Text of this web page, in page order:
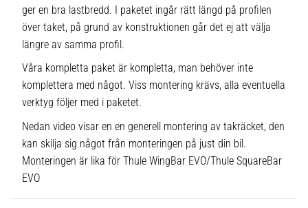
ger en bra lastbredd. I paketet ingår rätt längd på profilen
över taket, på grund av konstruktionen går det ej att välja
längre av samma profil.
Våra kompletta paket är kompletta, man behöver inte
komplettera med något. Viss montering krävs, alla eventuella
verktyg följer med i paketet.
Nedan video visar en en generell montering av takräcket, den
kan skilja sig något från monteringen på just din bil.
Monteringen är lika för Thule WingBar EVO/Thule SquareBar
EVO